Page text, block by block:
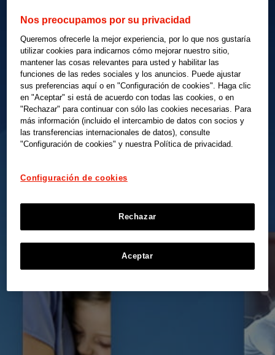
Nos preocupamos por su privacidad
Queremos ofrecerle la mejor experiencia, por lo que nos gustaría
utilizar cookies para indicarnos cómo mejorar nuestro sitio,
mantener las cosas relevantes para usted y habilitar las
funciones de las redes sociales y los anuncios. Puede ajustar
sus preferencias aquí o en "Configuración de cookies". Haga clic
en "Aceptar" si está de acuerdo con todas las cookies, o en
"Rechazar" para continuar con sólo las cookies necesarias. Para
más información (incluido el intercambio de datos con socios y
las transferencias internacionales de datos), consulte
"Configuración de cookies" y nuestra Política de privacidad.
Configuración de cookies
Rechazar
Aceptar